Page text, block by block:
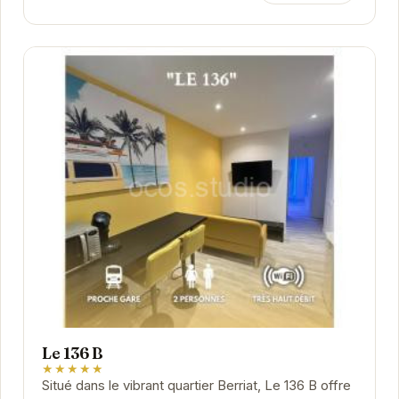
Le 136 B
★★★★★
Situé dans le vibrant quartier Berriat, Le 136 B offre